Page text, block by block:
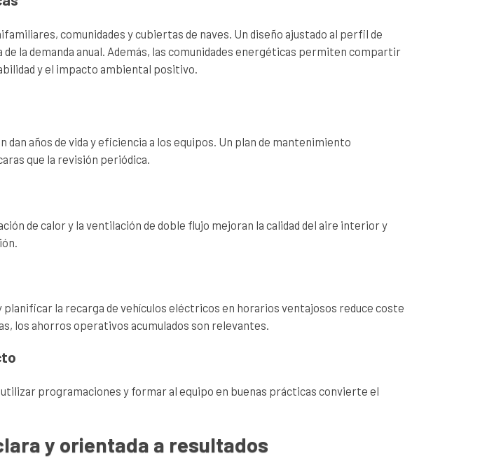
comunidades y cubiertas de naves. Un diseño ajustado al perfil de
la demanda anual. Además, las comunidades energéticas permiten compartir
y el impacto ambiental positivo.
años de vida y eficiencia a los equipos. Un plan de mantenimiento
que la revisión periódica.
de calor y la ventilación de doble flujo mejoran la calidad del aire interior y
la recarga de vehículos eléctricos en horarios ventajosos reduce coste
los ahorros operativos acumulados son relevantes.
programaciones y formar al equipo en buenas prácticas convierte el
y orientada a resultados